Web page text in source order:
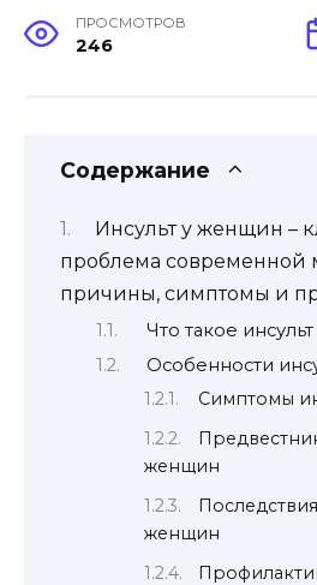
ПРОСМОТРОВ
246
Содержание
Инсульт у женщин –
проблема
причины, симптомы и
Что такое инсульт
Особенности
Симптомы
женщин
женщин